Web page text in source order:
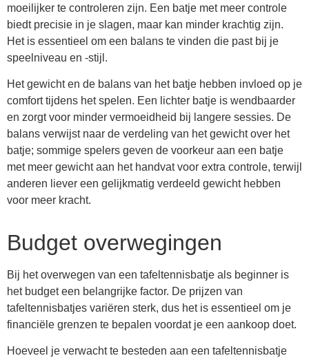
moeilijker te controleren zijn. Een batje met meer controle
biedt precisie in je slagen, maar kan minder krachtig zijn.
Het is essentieel om een balans te vinden die past bij je
speelniveau en -stijl.
Het gewicht en de balans van het batje hebben invloed op je
comfort tijdens het spelen. Een lichter batje is wendbaarder
en zorgt voor minder vermoeidheid bij langere sessies. De
balans verwijst naar de verdeling van het gewicht over het
batje; sommige spelers geven de voorkeur aan een batje
met meer gewicht aan het handvat voor extra controle, terwijl
anderen liever een gelijkmatig verdeeld gewicht hebben
voor meer kracht.
Budget overwegingen
Bij het overwegen van een tafeltennisbatje als beginner is
het budget een belangrijke factor. De prijzen van
tafeltennisbatjes variëren sterk, dus het is essentieel om je
financiële grenzen te bepalen voordat je een aankoop doet.
Hoeveel je verwacht te besteden aan een tafeltennisbatje